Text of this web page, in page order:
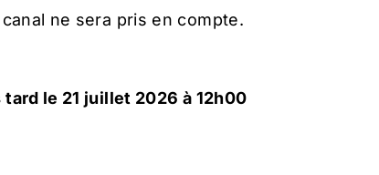
ne sera pris en compte.
tard le 21 juillet 2026 à 12h00